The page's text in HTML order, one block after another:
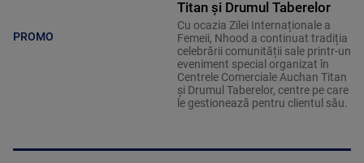
PROMO
Titan și Drumul Taberelor
Cu ocazia Zilei Internaționale a
Femeii, Nhood a continuat tradiția
celebrării comunității sale printr-un
eveniment special organizat în
Centrele Comerciale Auchan Titan
și Drumul Taberelor, centre pe care
le gestionează pentru clientul său.